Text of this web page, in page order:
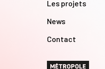
Les projets
News
Contact